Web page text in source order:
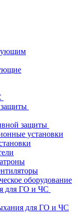
защиты
защиты
установки
оборудование
для ГО и ЧС
для ГО и ЧС